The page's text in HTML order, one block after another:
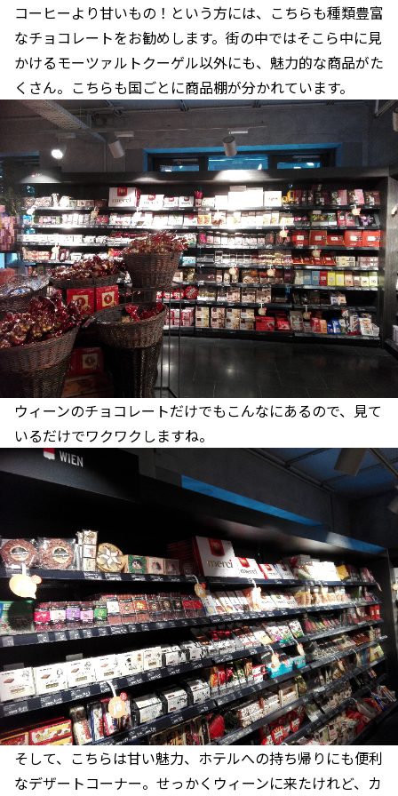
コーヒーより甘いもの！という方には、こちらも種類豊富
なチョコレートをお勧めします。街の中ではそこら中に見
かけるモーツァルトクーゲル以外にも、魅力的な商品がた
くさん。こちらも国ごとに商品棚が分かれています。
ウィーンのチョコレートだけでもこんなにあるので、見て
いるだけでワクワクしますね。
そして、こちらは甘い魅力、ホテルへの持ち帰りにも便利
なデザートコーナー。せっかくウィーンに来たけれど、カ